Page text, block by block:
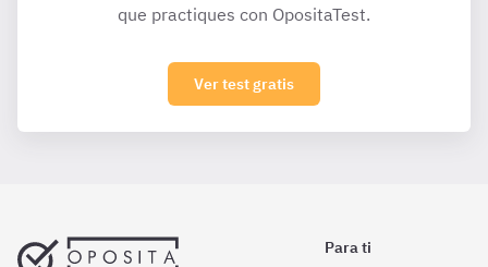
que practiques con OpositaTest.
Ver test gratis
Para ti